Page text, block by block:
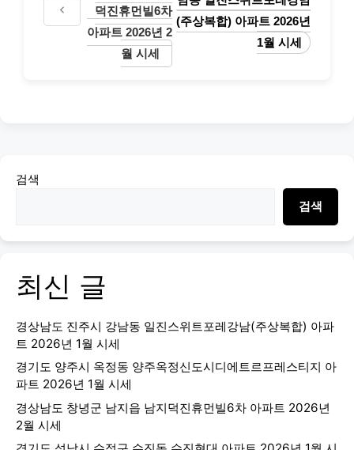
덕진휴먼빌6차
아파트 2026년 2
월 시세
(주상복합) 아파트 2026년
1월 시세
검색
검색
최신 글
경상남도 진주시 강남동 일진스위트포레강남(주상복합) 아파
트 2026년 1월 시세
경기도 양주시 옥정동 양주옥정신도시디에트르프레스티지 아
파트 2026년 1월 시세
경상남도 창녕군 남지읍 남지덕진휴먼빌6차 아파트 2026년
2월 시세